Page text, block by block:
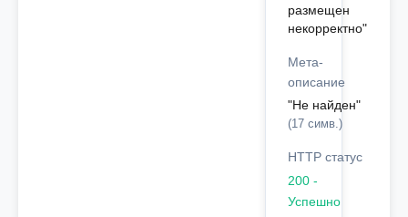
размещен
некорректно"
Мета-
описание
"Не найден"
(17 симв.)
HTTP статус
200 -
Успешно